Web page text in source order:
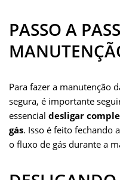
PASSO A
Para fazer a manutenção
segura, é importante
essencial desligar
gás. Isso é feito fechando
o fluxo de gás durante a